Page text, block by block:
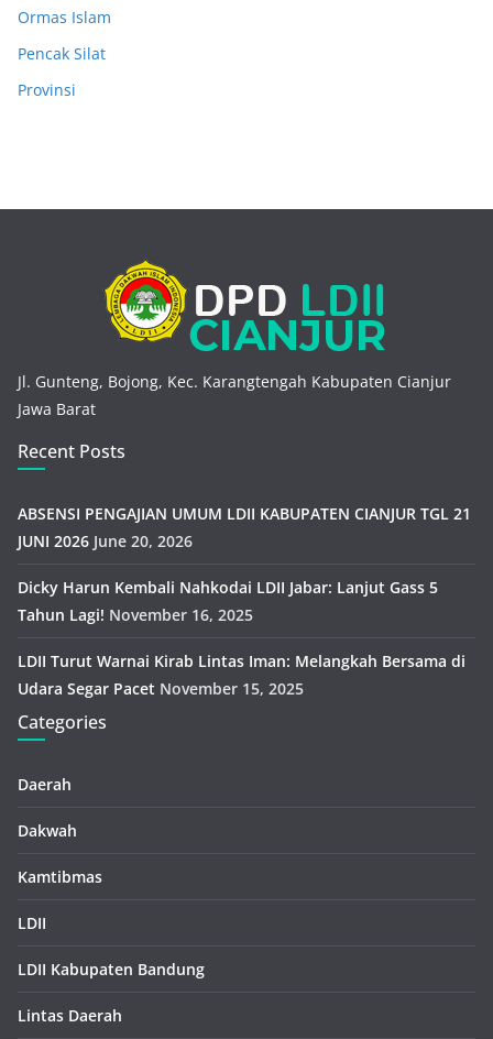
Ormas Islam
Pencak Silat
Provinsi
Jl. Gunteng, Bojong, Kec. Karangtengah Kabupaten Cianjur
Jawa Barat
Recent Posts
ABSENSI PENGAJIAN UMUM LDII KABUPATEN CIANJUR TGL 21
JUNI 2026 June 20, 2026
Dicky Harun Kembali Nahkodai LDII Jabar: Lanjut Gass 5
Tahun Lagi! November 16, 2025
LDII Turut Warnai Kirab Lintas Iman: Melangkah Bersama di
Udara Segar Pacet November 15, 2025
Categories
Daerah
Dakwah
Kamtibmas
LDII
LDII Kabupaten Bandung
Lintas Daerah